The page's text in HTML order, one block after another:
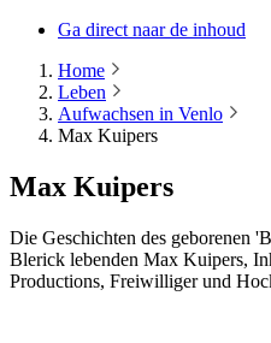
Ga direct naar de inhoud
Home
Leben
Aufwachsen in Venlo
Max Kuipers
Max Kuipers
Die Geschichten des geborenen
Blerick lebenden Max Kuipers,
Productions, Freiwilliger und